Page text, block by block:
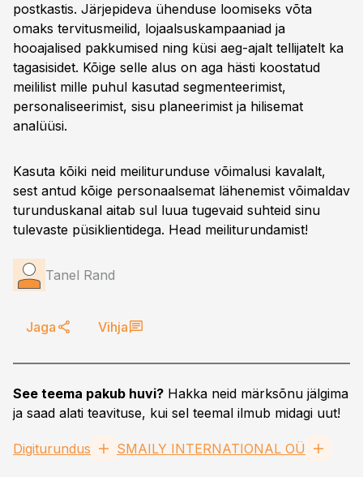
postkastis. Järjepideva ühenduse loomiseks võta
omaks tervitusmeilid, lojaalsuskampaaniad ja
hooajalised pakkumised ning küsi aeg-ajalt tellijatelt ka
tagasisidet. Kõige selle alus on aga hästi koostatud
meililist mille puhul kasutad segmenteerimist,
personaliseerimist, sisu planeerimist ja hilisemat
analüüsi.
Kasuta kõiki neid meiliturunduse võimalusi kavalalt,
sest antud kõige personaalsemat lähenemist võimaldav
turunduskanal aitab sul luua tugevaid suhteid sinu
tulevaste püsiklientidega. Head meiliturundamist!
Tanel Rand
Jaga Vihja
See teema pakub huvi? Hakka neid märksõnu jälgima
ja saad alati teavituse, kui sel teemal ilmub midagi uut!
Digiturundus SMAILY INTERNATIONAL OÜ